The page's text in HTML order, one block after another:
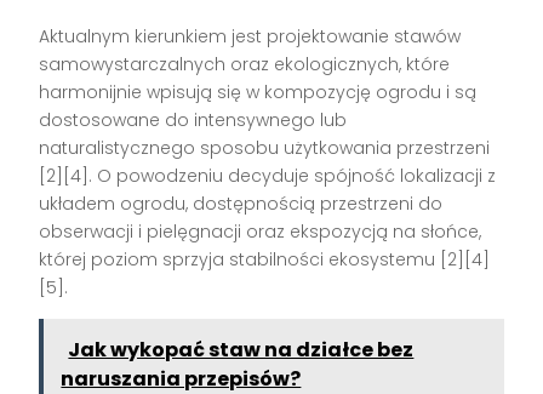
Aktualnym kierunkiem jest projektowanie stawów
samowystarczalnych oraz ekologicznych, które
harmonijnie wpisują się w kompozycję ogrodu i są
dostosowane do intensywnego lub
naturalistycznego sposobu użytkowania przestrzeni
[2][4]. O powodzeniu decyduje spójność lokalizacji z
układem ogrodu, dostępnością przestrzeni do
obserwacji i pielęgnacji oraz ekspozycją na słońce,
której poziom sprzyja stabilności ekosystemu [2][4]
[5].
Jak wykopać staw na działce bez
naruszania przepisów?